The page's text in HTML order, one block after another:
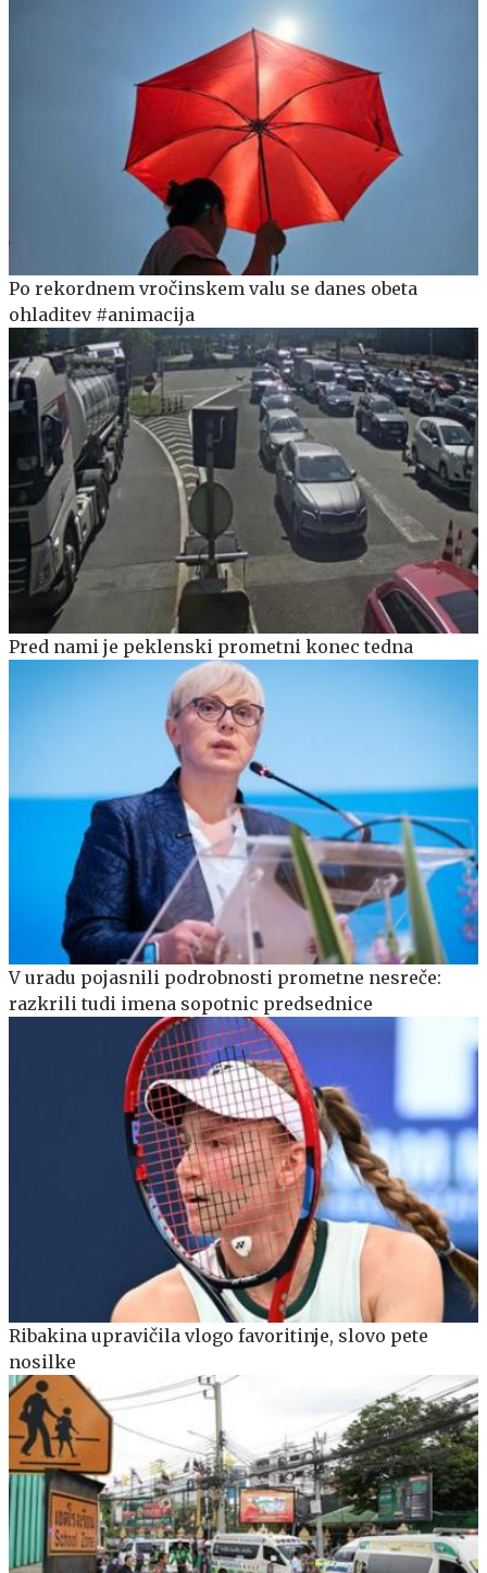
Po rekordnem vročinskem valu se danes obeta
ohladitev #animacija
Pred nami je peklenski prometni konec tedna
V uradu pojasnili podrobnosti prometne nesreče:
razkrili tudi imena sopotnic predsednice
Ribakina upravičila vlogo favoritinje, slovo pete
nosilke